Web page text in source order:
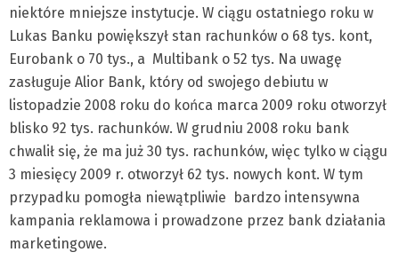
niektóre mniejsze instytucje. W ciągu ostatniego roku w
Lukas Banku powiększył stan rachunków o 68 tys. kont,
Eurobank o 70 tys., a Multibank o 52 tys. Na uwagę
zasługuje Alior Bank, który od swojego debiutu w
listopadzie 2008 roku do końca marca 2009 roku otworzył
blisko 92 tys. rachunków. W grudniu 2008 roku bank
chwalił się, że ma już 30 tys. rachunków, więc tylko w ciągu
3 miesięcy 2009 r. otworzył 62 tys. nowych kont. W tym
przypadku pomogła niewątpliwie bardzo intensywna
kampania reklamowa i prowadzone przez bank działania
marketingowe.